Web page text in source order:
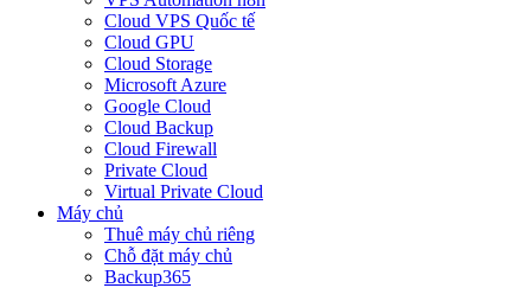
Cloud VPS Quốc tế
Cloud GPU
Cloud Storage
Microsoft Azure
Google Cloud
Cloud Backup
Cloud Firewall
Private Cloud
Virtual Private Cloud
Máy chủ
Thuê máy chủ riêng
Chỗ đặt máy chủ
Backup365